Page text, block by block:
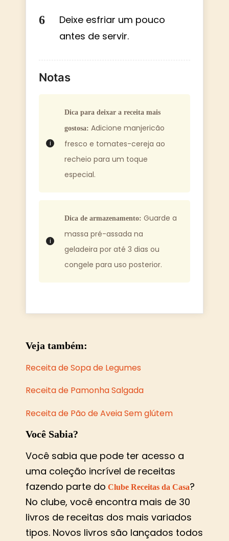
Deixe esfriar um pouco
antes de servir.
Notas
Dica para deixar a receita mais
gostosa: Adicione manjericão
fresco e tomates-cereja ao
recheio para um toque
especial.
Dica de armazenamento: Guarde a
massa pré-assada na
geladeira por até 3 dias ou
congele para uso posterior.
Veja também:
Receita de Sopa de Legumes
Receita de Pamonha Salgada
Receita de Pão de Aveia Sem glútem
Você Sabia?
Você sabia que pode ter acesso a
uma coleção incrível de receitas
fazendo parte do Clube Receitas da Casa?
No clube, você encontra mais de 30
livros de receitas dos mais variados
tipos. Novos livros são lançados todos